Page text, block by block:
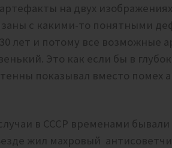
на двух
с какими-то понятными
лет и потому все возможные
Это как если бы в
показывал вместо помех
в СССР временами
жил махровый